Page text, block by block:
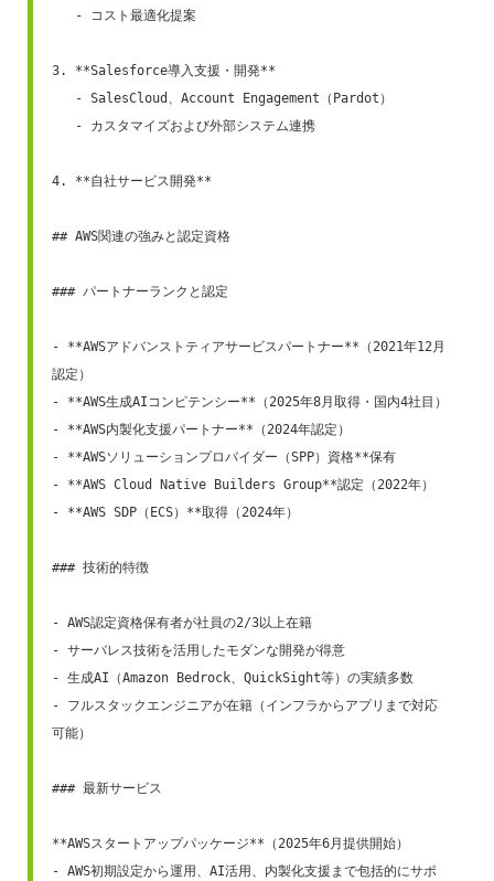
3. **Salesforce導入支援・開発**
4. **自社サービス開発**
## AWS関連の強みと認定資格
### パートナーランクと認定
- **AWSアドバンストティアサービスパートナー**（2021年12月
認定）
- **AWS生成AIコンピテンシー**（2025年8月取得・国内4社目）
- **AWS内製化支援パートナー**（2024年認定）
- **AWSソリューションプロバイダー（SPP）資格**保有
- **AWS Cloud Native Builders Group**認定（2022年）
- **AWS SDP（ECS）**取得（2024年）
### 技術的特徴
- AWS認定資格保有者が社員の2/3以上在籍
- サーバレス技術を活用したモダンな開発が得意
- 生成AI（Amazon Bedrock、QuickSight等）の実績多数
- フルスタックエンジニアが在籍（インフラからアプリまで対応
可能）
### 最新サービス
**AWSスタートアップパッケージ**（2025年6月提供開始）
- AWS初期設定から運用、AI活用、内製化支援まで包括的にサポ